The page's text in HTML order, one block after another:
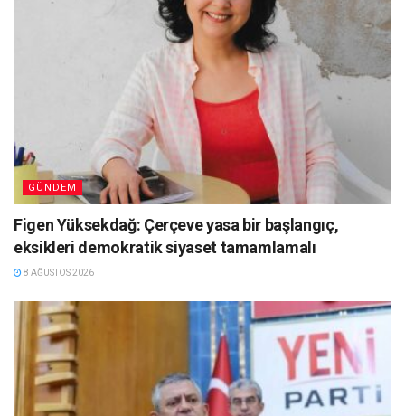
GÜNDEM
Figen Yüksekdağ: Çerçeve yasa bir başlangıç,
eksikleri demokratik siyaset tamamlamalı
8 AĞUSTOS 2026